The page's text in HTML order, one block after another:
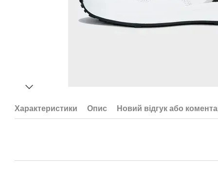
Характеристики Опис Новий відгук або